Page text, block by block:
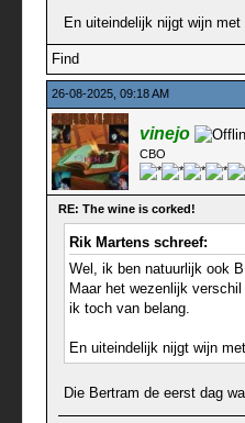
En uiteindelijk nijgt wijn
Find
26-08-2025, 09:18 AM
vinejo
CBO
RE: The wine is corked!
Rik Martens schreef:
Wel, ik ben natuurlijk ook
Maar het wezenlijk
ik toch van belang.
En uiteindelijk nijgt wijn
Die Bertram de eerst dag